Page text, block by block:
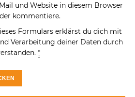
und Website in diesem Browser
kommentiere.
Formulars erklärst du dich mit
Verarbeitung deiner Daten durch
*